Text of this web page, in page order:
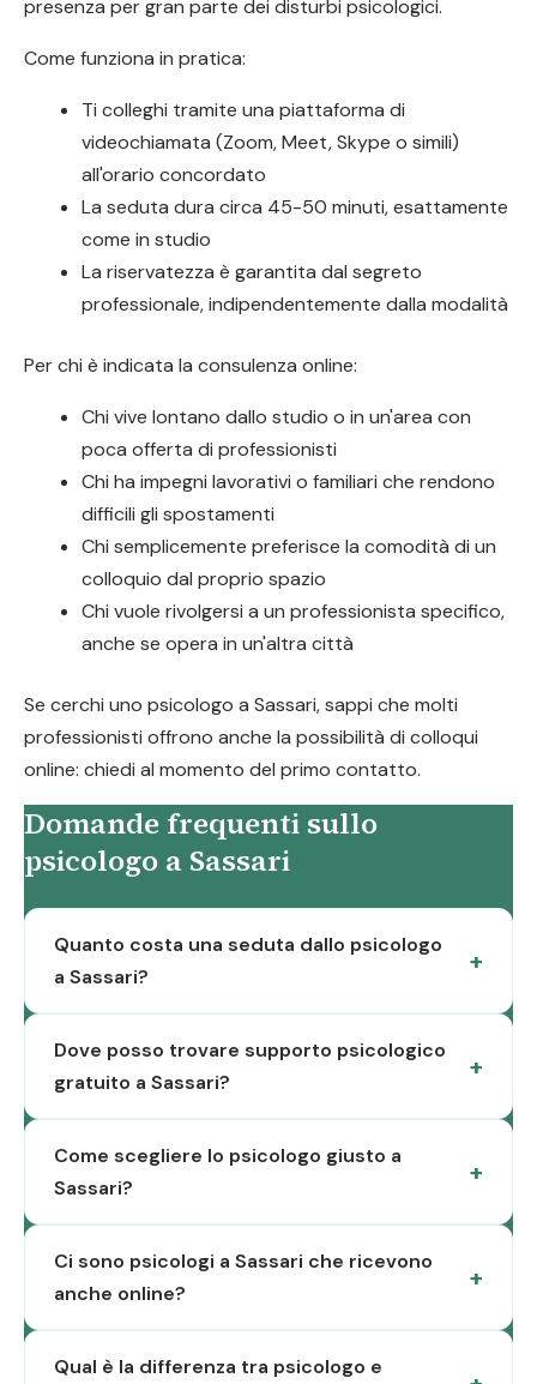
presenza per gran parte dei disturbi psicologici.
Come funziona in pratica:
Ti colleghi tramite una piattaforma di
videochiamata (Zoom, Meet, Skype o simili)
all'orario concordato
La seduta dura circa 45-50 minuti, esattamente
come in studio
La riservatezza è garantita dal segreto
professionale, indipendentemente dalla modalità
Per chi è indicata la consulenza online:
Chi vive lontano dallo studio o in un'area con
poca offerta di professionisti
Chi ha impegni lavorativi o familiari che rendono
difficili gli spostamenti
Chi semplicemente preferisce la comodità di un
colloquio dal proprio spazio
Chi vuole rivolgersi a un professionista specifico,
anche se opera in un'altra città
Se cerchi uno psicologo a Sassari, sappi che molti
professionisti offrono anche la possibilità di colloqui
online: chiedi al momento del primo contatto.
Domande frequenti sullo
psicologo a Sassari
Quanto costa una seduta dallo psicologo
a Sassari?
Dove posso trovare supporto psicologico
gratuito a Sassari?
Come scegliere lo psicologo giusto a
Sassari?
Ci sono psicologi a Sassari che ricevono
anche online?
Qual è la differenza tra psicologo e